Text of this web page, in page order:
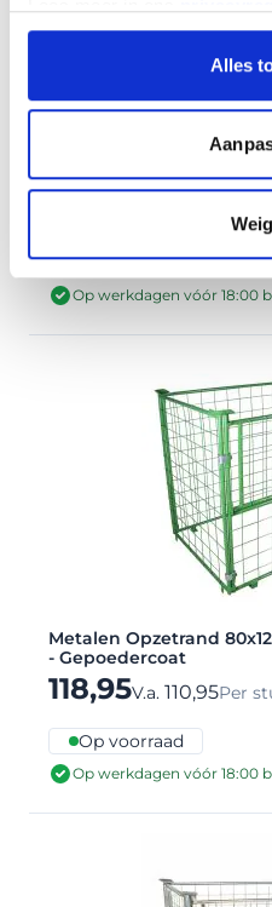
Alles
Verzinkte Opzetrand
klaphek
Op voorraad
Op werkdagen vóór 18:00
Metalen Opzetrand
- Gepoedercoat
118,95V.a. 110,95Per
Op voorraad
Op werkdagen vóór 18:00